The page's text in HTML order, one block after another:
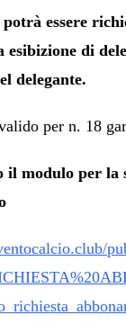
essere
di
delegante.
per n. 18
il modulo per la